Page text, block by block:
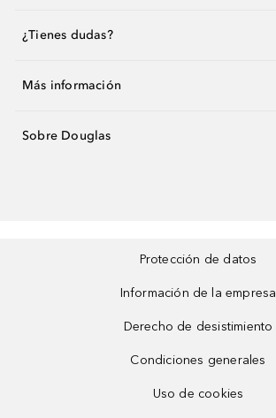
¿Tienes dudas?
Más información
Sobre Douglas
Protección de datos
Información de la empresa
Derecho de desistimiento
Condiciones generales
Uso de cookies